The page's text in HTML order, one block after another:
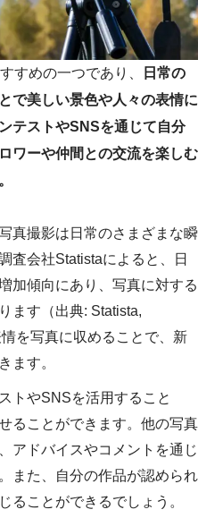
すめの一つであり、
日常の
で美しい景色や人々の表情に
テストやSNSを通じて自分
ワーや仲間との交流を楽しむ
真撮影は日常のさまざまな瞬
査会社Statistaによると、日
加傾向にあり、写真に対する
ます（出典: Statista,
を写真に収めることで、新
ます。
トやSNSを活用すること
ることができます。他の写真
アドバイスやコメントを通じ
また、自分の作品が認められ
ることができるでしょう。